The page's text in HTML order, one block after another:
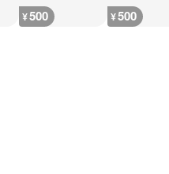
¥500 ¥500